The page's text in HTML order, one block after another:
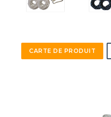
CARTE DE PRODUIT